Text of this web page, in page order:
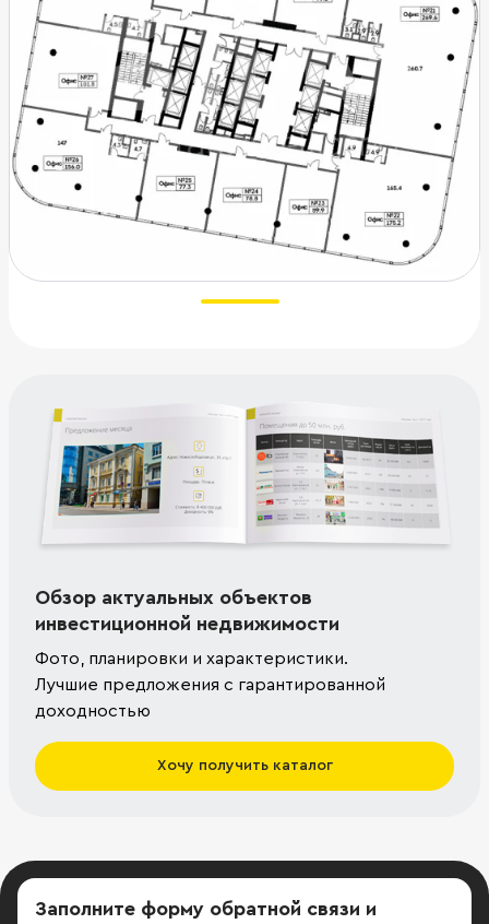
Обзор актуальных объектов
инвестиционной недвижимости
Фото, планировки и характеристики.
Лучшие предложения с гарантированной
доходностью
Хочу получить каталог
Заполните форму обратной связи и